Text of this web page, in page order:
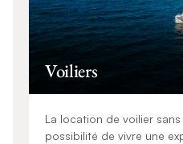
Voiliers
La location de voilier
possibilité de vivre une